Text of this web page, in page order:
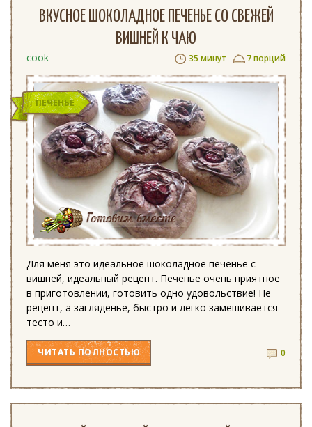
ВКУСНОЕ ШОКОЛАДНОЕ ПЕЧЕНЬЕ СО СВЕЖЕЙ
ВИШНЕЙ К ЧАЮ
cook 35 минут 7 порций
ПЕЧЕНЬЕ
Для меня это идеальное шоколадное печенье с
вишней, идеальный рецепт. Печенье очень приятное
в приготовлении, готовить одно удовольствие! Не
рецепт, а загляденье, быстро и легко замешивается
тесто и…
ЧИТАТЬ ПОЛНОСТЬЮ 0